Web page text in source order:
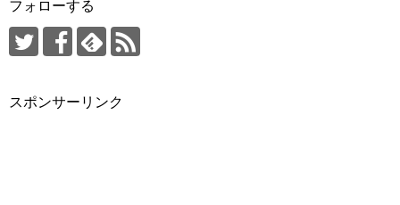
フォローする
スポンサーリンク